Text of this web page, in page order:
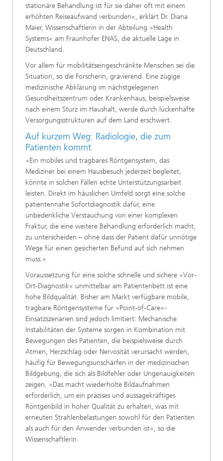
stationäre Behandlung ist für sie daher oft mit einem
erhöhten Reiseaufwand verbunden«, erklärt Dr. Diana
Maier, Wissenschaftlerin in der Abteilung »Health
Systems« am Fraunhofer ENAS, die aktuelle Lage in
Deutschland.
Vor allem für mobilitätseingeschränkte Menschen sei die
Situation, so die Forscherin, gravierend. Eine zügige
medizinische Abklärung im nächstgelegenen
Gesundheitszentrum oder Krankenhaus, beispielsweise
nach einem Sturz im Haushalt, werde durch lückenhafte
Versorgungsstrukturen auf dem Land erschwert.
Auf kurzem Weg: Radiologie, die zum
Patienten kommt
»Ein mobiles und tragbares Röntgensystem, das
Mediziner bei einem Hausbesuch jederzeit begleitet,
könnte in solchen Fällen echte Unterstützungsarbeit
leisten. Direkt im häuslichen Umfeld sorgt eine solche
patientennahe Sofortdiagnostik dafür, eine
unbedenkliche Verstauchung von einer komplexen
Fraktur, die eine weitere Behandlung erforderlich macht,
zu unterscheiden – ohne dass der Patient dafür unnötige
Wege für einen gesicherten Befund auf sich nehmen
muss.«
Voraussetzung für eine solche schnelle und sichere »Vor-
Ort-Diagnostik« unmittelbar am Patientenbett ist eine
hohe Bildqualität. Bisher am Markt verfügbare mobile,
tragbare Röntgensysteme für »Point-of-Care«-
Einsatzszenarien sind jedoch limitiert: Mechanische
Instabilitäten der Systeme sorgen in Kombination mit
Bewegungen des Patienten, die beispielsweise durch
Atmen, Herzschlag oder Nervosität verursacht werden,
häufig für Bewegungsunschärfen in der medizinischen
Bildgebung, die sich als Bildfehler oder Ungenauigkeiten
zeigen. »Das macht wiederholte Bildaufnahmen
erforderlich, um ein präzises und aussagekräftiges
Röntgenbild in hoher Qualität zu erhalten, was mit
erneuten Strahlenbelastungen sowohl für den Patienten
als auch für den Anwender verbunden ist«, so die
Wissenschaftlerin.